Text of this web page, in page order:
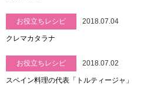
お役立ちレシピ 2018.07.04
クレマカタラナ
お役立ちレシピ 2018.07.02
スペイン料理の代表「トルティージャ」